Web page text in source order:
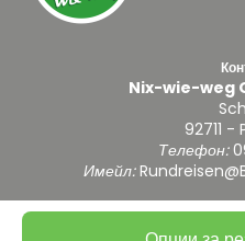
Nix-wie-weg
92711 -
Телефон:
Имейл: